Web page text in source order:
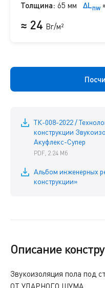
Толщина: 65 мм ΔLnw
≈ 24 Br/м²
ТК-008-2022 /
конструкции
Акуфлекс-Супер
PDF, 2.24 Мб
Альбом инженерных
конструкции»
Описание
Звукоизоляция пола под
ОТ УДАРНОГО ШУМА.